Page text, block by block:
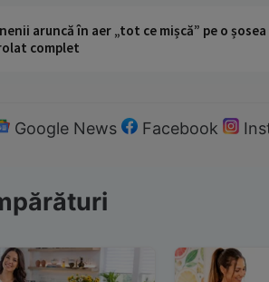
aruncă în aer „tot ce mișcă” pe o
complet
Google News Facebook